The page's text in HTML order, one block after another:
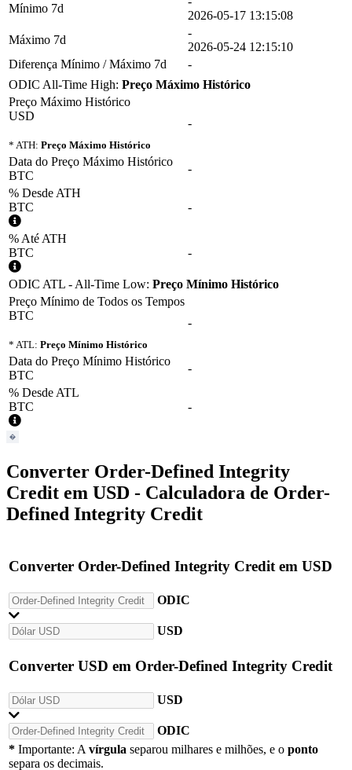
Mínimo 7d
2026-05-17 13:15:08
Máximo 7d
-
2026-05-24 12:15:10
Diferença Mínimo / Máximo 7d
-
ODIC All-Time High: Preço Máximo Histórico
Preço Máximo Histórico
USD
* ATH: Preço Máximo Histórico
-
Data do Preço Máximo Histórico
BTC
-
% Desde ATH
BTC
-
% Até ATH
BTC
-
ODIC ATL - All-Time Low: Preço Mínimo Histórico
Preço Mínimo de Todos os Tempos
BTC
* ATL: Preço Mínimo Histórico
-
Data do Preço Mínimo Histórico
BTC
-
% Desde ATL
BTC
-
Converter Order-Defined Integrity
Credit em USD - Calculadora de Order-
Defined Integrity Credit
Converter Order-Defined Integrity Credit em USD
ODIC
USD
Converter USD em Order-Defined Integrity Credit
USD
ODIC
* Importante: A vírgula separou milhares e milhões, e o ponto
separa os decimais.